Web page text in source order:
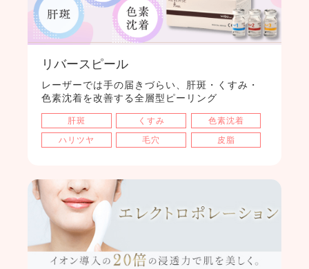
リバースピール
レーザーでは手の届きづらい、肝斑・くすみ・
色素沈着を改善する全層型ピーリング
肝斑 くすみ
色素沈着
ハリツヤ
毛穴 皮脂